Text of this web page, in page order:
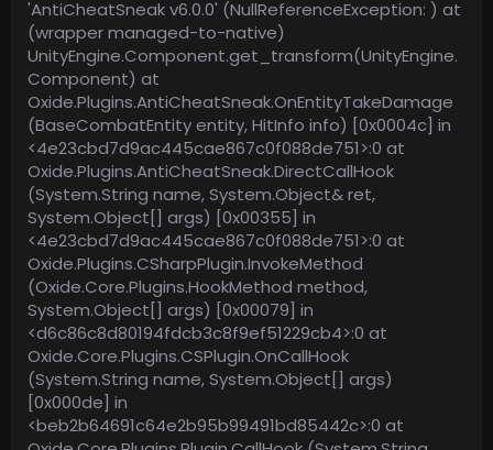
'AntiCheatSneak v6.0.0' (NullReferenceException: ) at
(wrapper managed-to-native)
UnityEngine.Component.get_transform(UnityEngine.
Component) at
Oxide.Plugins.AntiCheatSneak.OnEntityTakeDamage
(BaseCombatEntity entity, HitInfo info) [0x0004c] in
<4e23cbd7d9ac445cae867c0f088de751>:0 at
Oxide.Plugins.AntiCheatSneak.DirectCallHook
(System.String name, System.Object& ret,
System.Object[] args) [0x00355] in
<4e23cbd7d9ac445cae867c0f088de751>:0 at
Oxide.Plugins.CSharpPlugin.InvokeMethod
(Oxide.Core.Plugins.HookMethod method,
System.Object[] args) [0x00079] in
<d6c86c8d80194fdcb3c8f9ef51229cb4>:0 at
Oxide.Core.Plugins.CSPlugin.OnCallHook
(System.String name, System.Object[] args)
[0x000de] in
<beb2b64691c64e2b95b99491bd85442c>:0 at